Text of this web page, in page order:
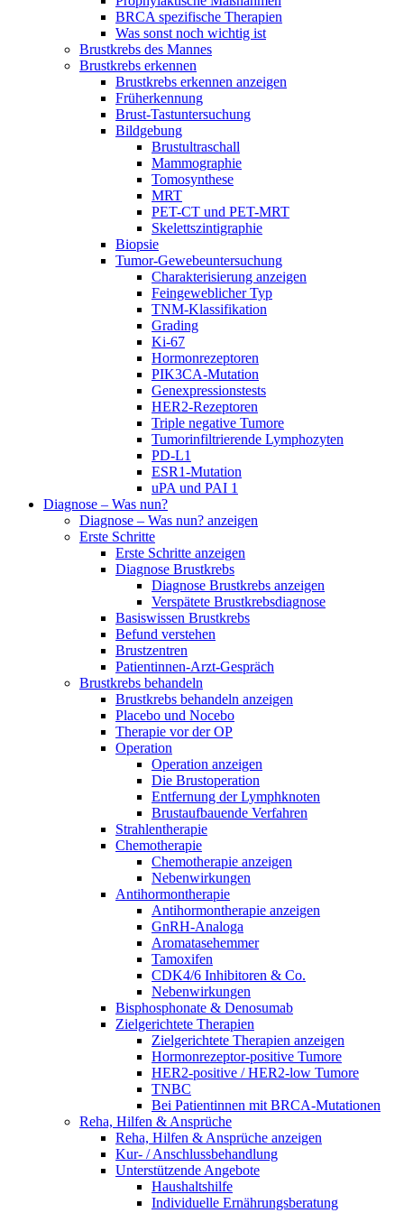
BRCA spezifische Therapien
Was sonst noch wichtig ist
Brustkrebs des Mannes
Brustkrebs erkennen
Brustkrebs erkennen anzeigen
Früherkennung
Brust-Tastuntersuchung
Bildgebung
Brustultraschall
Mammographie
Tomosynthese
MRT
PET-CT und PET-MRT
Skelettszintigraphie
Biopsie
Tumor-Gewebeuntersuchung
Charakterisierung anzeigen
Feingeweblicher Typ
TNM-Klassifikation
Grading
Ki-67
Hormonrezeptoren
PIK3CA-Mutation
Genexpressionstests
HER2-Rezeptoren
Triple negative Tumore
Tumorinfiltrierende Lymphozyten
PD-L1
ESR1-Mutation
uPA und PAI 1
Diagnose – Was nun?
Diagnose – Was nun? anzeigen
Erste Schritte
Erste Schritte anzeigen
Diagnose Brustkrebs
Diagnose Brustkrebs anzeigen
Verspätete Brustkrebsdiagnose
Basiswissen Brustkrebs
Befund verstehen
Brustzentren
Patientinnen-Arzt-Gespräch
Brustkrebs behandeln
Brustkrebs behandeln anzeigen
Placebo und Nocebo
Therapie vor der OP
Operation
Operation anzeigen
Die Brustoperation
Entfernung der Lymphknoten
Brustaufbauende Verfahren
Strahlentherapie
Chemotherapie
Chemotherapie anzeigen
Nebenwirkungen
Antihormontherapie
Antihormontherapie anzeigen
GnRH-Analoga
Aromatasehemmer
Tamoxifen
CDK4/6 Inhibitoren & Co.
Nebenwirkungen
Bisphosphonate & Denosumab
Zielgerichtete Therapien
Zielgerichtete Therapien anzeigen
Hormonrezeptor-positive Tumore
HER2-positive / HER2-low Tumore
TNBC
Bei Patientinnen mit BRCA-Mutationen
Reha, Hilfen & Ansprüche
Reha, Hilfen & Ansprüche anzeigen
Kur- / Anschlussbehandlung
Unterstützende Angebote
Haushaltshilfe
Individuelle Ernährungsberatung